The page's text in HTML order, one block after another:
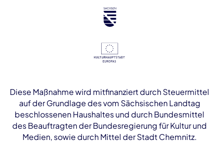
Diese Maßnahme wird mitfinanziert durch Steuermittel
auf der Grundlage des vom Sächsischen Landtag
beschlossenen Haushaltes und durch Bundesmittel
des Beauftragten der Bundesregierung für Kultur und
Medien, sowie durch Mittel der Stadt Chemnitz.